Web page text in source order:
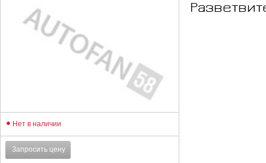
Нет в наличии
Запросить цену